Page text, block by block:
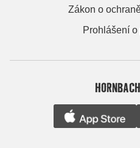
Zákon o
Prohlášení